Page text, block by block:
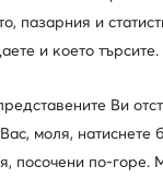
GINO ROSSI
Голям куфар
пазарния и
и което търсите.
Ви
моля,
посочени по-